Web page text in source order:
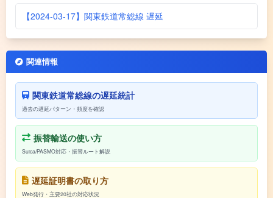
【2024-03-17】関東鉄道常総線 遅延
関連情報
関東鉄道常総線の遅延統計
過去の遅延パターン・頻度を確認
振替輸送の使い方
Suica/PASMO対応・振替ルート解説
遅延証明書の取り方
Web発行・主要20社の対応状況